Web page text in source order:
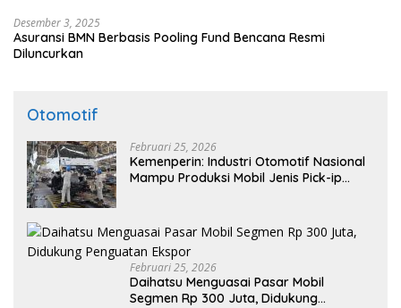
Desember 3, 2025
Asuransi BMN Berbasis Pooling Fund Bencana Resmi
Diluncurkan
Otomotif
Februari 25, 2026
Kemenperin: Industri Otomotif Nasional
Mampu Produksi Mobil Jenis Pick-ip
Februari 25, 2026
Daihatsu Menguasai Pasar Mobil
Segmen Rp 300 Juta, Didukung